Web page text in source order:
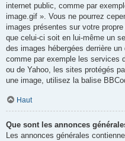
internet public, comme par
image.gif ». Vous ne pourrez
images présentes sur votre
que celui-ci soit en lui-même un
des images hébergées derrière
comme par exemple les services
ou de Yahoo, les sites protégés
une image, utilisez la balise
Haut
Que sont les annonces
Les annonces générales